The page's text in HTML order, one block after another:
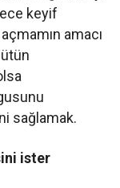
keyif
amacı
sağlamak.
ister